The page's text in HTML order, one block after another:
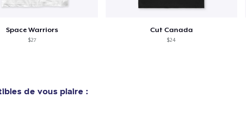
Space Warriors
$27
Cut Canada
$24
de vous plaire :